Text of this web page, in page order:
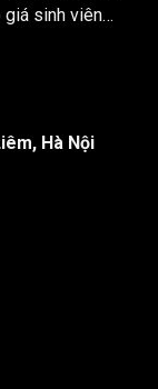
giá sinh viên…
Hà Nội